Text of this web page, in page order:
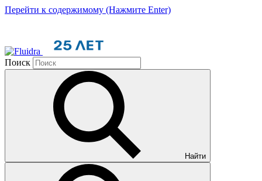
Перейти к содержимому (Нажмите Enter)
Поиск
Найти